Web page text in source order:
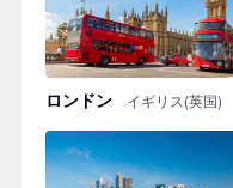
ロンドン イギリス(英国)